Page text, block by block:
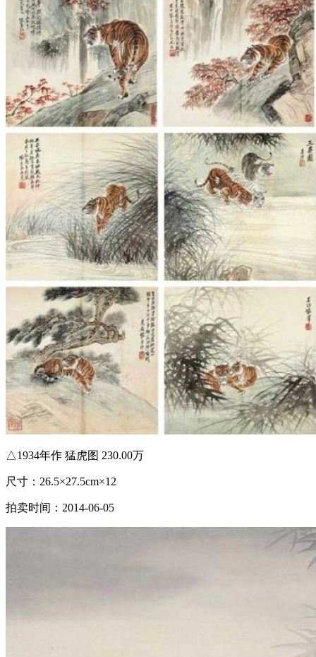
△1934年作 猛虎图 230.00万
尺寸：26.5×27.5cm×12
拍卖时间：2014-06-05